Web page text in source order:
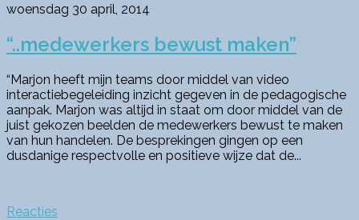
woensdag 30 april, 2014
“..medewerkers bewust maken”
“Marjon heeft mijn teams door middel van video
interactiebegeleiding inzicht gegeven in de pedagogische
aanpak. Marjon was altijd in staat om door middel van de
juist gekozen beelden de medewerkers bewust te maken
van hun handelen. De besprekingen gingen op een
dusdanige respectvolle en positieve wijze dat de...
Reacties